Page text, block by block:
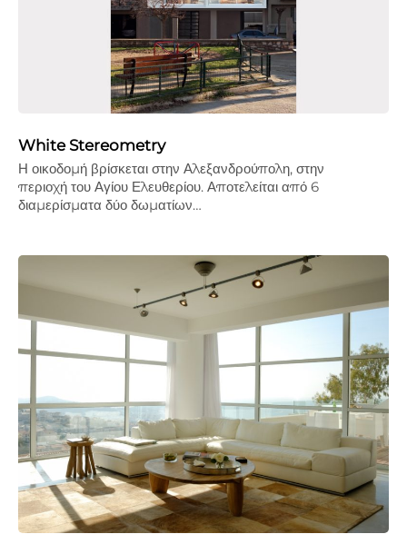
White Stereometry
Η οικοδομή βρίσκεται στην Αλεξανδρούπολη, στην
περιοχή του Αγίου Ελευθερίου. Αποτελείται από 6
διαμερίσματα δύο δωματίων…